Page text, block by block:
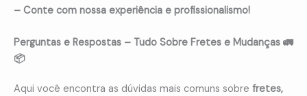
– Conte com nossa experiência e profissionalismo!
Perguntas e Respostas – Tudo Sobre Fretes e Mudanças 🚛
📦
Aqui você encontra as dúvidas mais comuns sobre fretes,